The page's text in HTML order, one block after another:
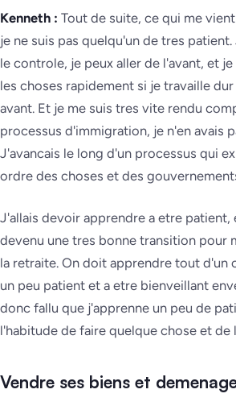
Kenneth : Tout de suite, ce qui me
je ne suis pas quelqu'un de tres
le controle, je peux aller de l'avant, et
les choses rapidement si je travaille
avant. Et je me suis tres vite rendu
processus d'immigration, je n'en avais
J'avancais le long d'un processus qui
ordre des choses et des
J'allais devoir apprendre a etre patient,
devenu une tres bonne transition pour
la retraite. On doit apprendre tout d'un
un peu patient et a etre bienveillant
donc fallu que j'apprenne un peu de
l'habitude de faire quelque chose et de
Vendre ses biens et